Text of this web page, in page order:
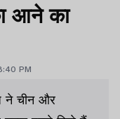
आने का
PM
ने चीन और